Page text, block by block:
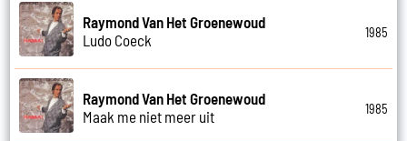
Raymond Van Het Groenewoud
Ludo Coeck
1985
Raymond Van Het Groenewoud
Maak me niet meer uit
1985